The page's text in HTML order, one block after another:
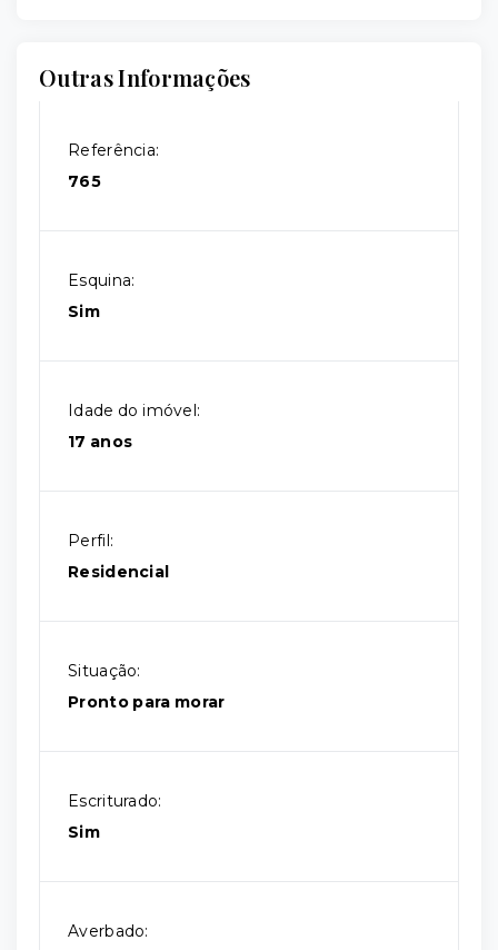
Outras Informações
Referência:
765
Esquina:
Sim
Idade do imóvel:
17 anos
Perfil:
Residencial
Situação:
Pronto para morar
Escriturado:
Sim
Averbado: